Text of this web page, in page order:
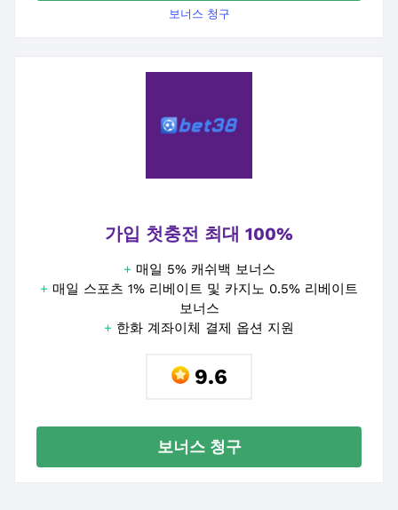
보너스 청구
가입 첫충전 최대 100%
+ 매일 5% 캐쉬백 보너스
+ 매일 스포츠 1% 리베이트 및 카지노 0.5% 리베이트
보너스
+ 한화 계좌이체 결제 옵션 지원
9.6
보너스 청구